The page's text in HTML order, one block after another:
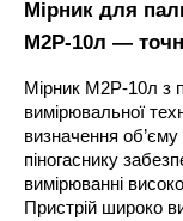
Мірник для
М2Р-10л —
Мірник М2Р-10л з
вимірювальної
визначення
піногаснику
вимірюванні
Пристрій широко